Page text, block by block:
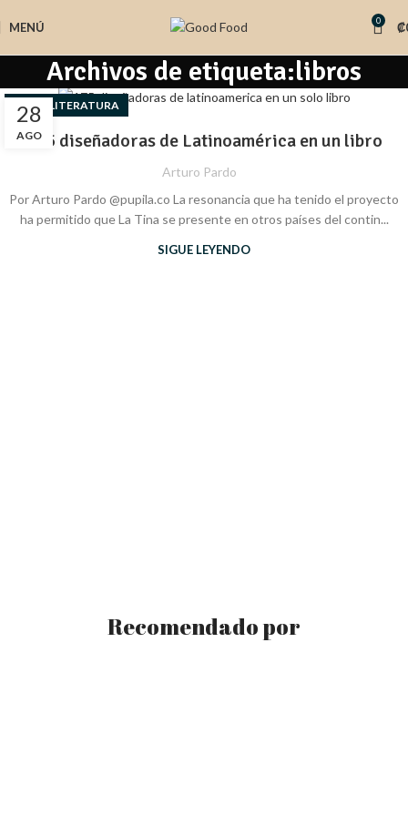
MENÚ 0 ₡
Archivos de etiqueta:libros
28
AGO
ARTE LITERATURA
175 diseñadoras de Latinoamérica en un libro
Arturo Pardo
Por Arturo Pardo @pupila.co La resonancia que ha tenido el proyecto
ha permitido que La Tina se presente en otros países del contin...
SIGUE LEYENDO
Recomendado por